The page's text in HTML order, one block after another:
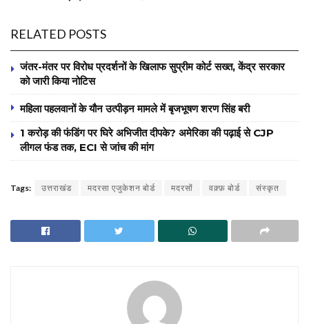
RELATED POSTS
जंतर-मंतर पर विरोध प्रदर्शनों के खिलाफ सुप्रीम कोर्ट सख्त, केंद्र सरकार
को जारी किया नोटिस
महिला पहलवानों के यौन उत्पीड़न मामले में बृजभूषण शरण सिंह बरी
1 करोड़ की फंडिंग पर घिरे अभिजीत दीपके? अमेरिका की पढ़ाई से CJP
लीगल फंड तक, ECI से जांच की मांग
Tags: उत्तराखंड मदरसा एजुकेशन बोर्ड मदरसों वक़्फ़ बोर्ड संस्कृत